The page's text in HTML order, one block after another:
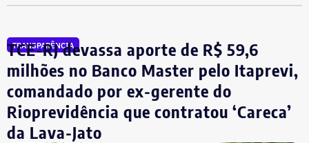
incluem aplicações de renda fixa em diferentes
instituições financeiras, além de um depósito bancário no
valor de R$ 0,01.
Empresário do setor de seguros
TRANSPARÊNCIA
TCE-RJ devassa aporte de R$ 59,6
milhões no Banco Master pelo Itaprevi,
comandado por ex-gerente do
Rioprevidência que contratou ‘Careca’
da Lava-Jato